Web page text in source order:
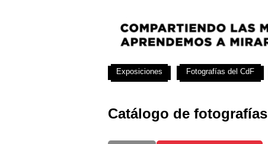
Catálogo de fotografías
Exposiciones Fotografías del CdF